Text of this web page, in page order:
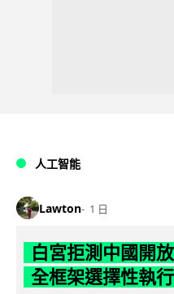
人工智能
Lawton 1 日
白宮拒測中國開
全框架選擇性執行